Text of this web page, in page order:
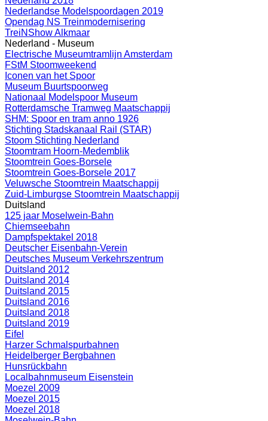
Nederlandse Modelspoordagen 2019
Opendag NS Treinmodernisering
TreiNShow Alkmaar
Nederland - Museum
Electrische Museumtramlijn Amsterdam
FStM Stoomweekend
Iconen van het Spoor
Museum Buurtspoorweg
Nationaal Modelspoor Museum
Rotterdamsche Tramweg Maatschappij
SHM: Spoor en tram anno 1926
Stichting Stadskanaal Rail (STAR)
Stoom Stichting Nederland
Stoomtram Hoorn-Medemblik
Stoomtrein Goes-Borsele
Stoomtrein Goes-Borsele 2017
Veluwsche Stoomtrein Maatschappij
Zuid-Limburgse Stoomtrein Maatschappij
Duitsland
125 jaar Moselwein-Bahn
Chiemseebahn
Dampfspektakel 2018
Deutscher Eisenbahn-Verein
Deutsches Museum Verkehrszentrum
Duitsland 2012
Duitsland 2014
Duitsland 2015
Duitsland 2016
Duitsland 2018
Duitsland 2019
Eifel
Harzer Schmalspurbahnen
Heidelberger Bergbahnen
Hunsrückbahn
Localbahnmuseum Eisenstein
Moezel 2009
Moezel 2015
Moezel 2018